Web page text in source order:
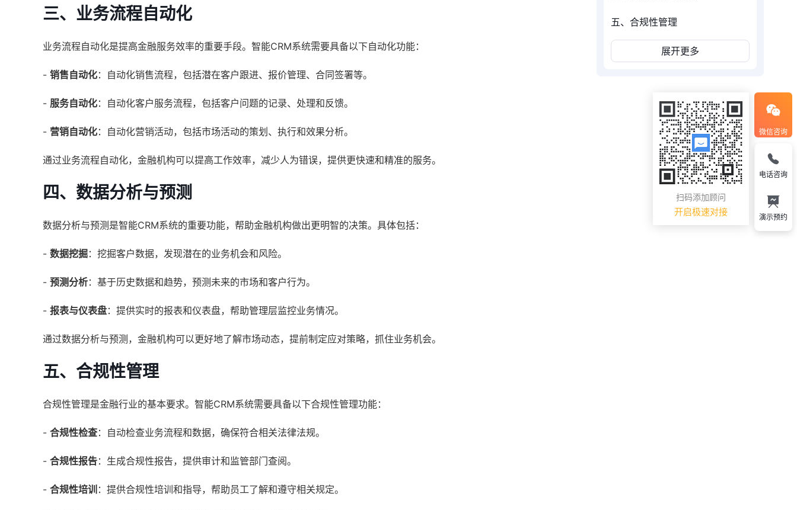
三、业务流程自动化
业务流程自动化是提高金融服务效率的重要手段。智能CRM系统需要具备以下自动化功能：
- 销售自动化：自动化销售流程，包括潜在客户跟进、报价管理、合同签署等。
- 服务自动化：自动化客户服务流程，包括客户问题的记录、处理和反馈。
- 营销自动化：自动化营销活动，包括市场活动的策划、执行和效果分析。
通过业务流程自动化，金融机构可以提高工作效率，减少人为错误，提供更快速和精准的服务。
四、数据分析与预测
数据分析与预测是智能CRM系统的重要功能，帮助金融机构做出更明智的决策。具体包括：
- 数据挖掘：挖掘客户数据，发现潜在的业务机会和风险。
- 预测分析：基于历史数据和趋势，预测未来的市场和客户行为。
- 报表与仪表盘：提供实时的报表和仪表盘，帮助管理层监控业务情况。
通过数据分析与预测，金融机构可以更好地了解市场动态，提前制定应对策略，抓住业务机会。
五、合规性管理
合规性管理是金融行业的基本要求。智能CRM系统需要具备以下合规性管理功能：
- 合规性检查：自动检查业务流程和数据，确保符合相关法律法规。
- 合规性报告：生成合规性报告，提供审计和监管部门查阅。
- 合规性培训 ：提供合规性培训和指导，帮助员工了解和遵守相关规定。
五、合规性管理
展开更多
微信咨询
扫码添加顾问
开启极速对接
电话咨询
演示预约